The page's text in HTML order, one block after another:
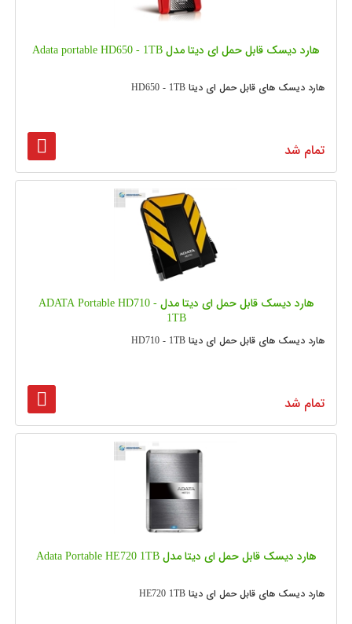
هارد دیسک قابل حمل ای دیتا مدل Adata portable HD650 - 1TB
هارد دیسک های قابل حمل ای دیتا HD650 - 1TB
تمام شد
هارد دیسک قابل حمل ای دیتا مدل ADATA Portable HD710 -
1TB
هارد دیسک های قابل حمل ای دیتا HD710 - 1TB
تمام شد
هارد دیسک قابل حمل ای دیتا مدل Adata Portable HE720 1TB
هارد دیسک های قابل حمل ای دیتا HE720 1TB